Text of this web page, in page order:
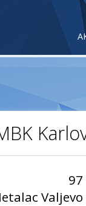
97
Valjevo